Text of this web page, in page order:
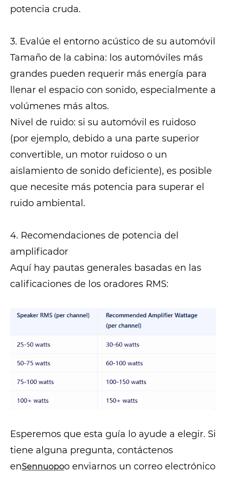
potencia cruda.
3. Evalúe el entorno acústico de su automóvil
Tamaño de la cabina: los automóviles más
grandes pueden requerir más energía para
llenar el espacio con sonido, especialmente a
volúmenes más altos.
Nivel de ruido: si su automóvil es ruidoso
(por ejemplo, debido a una parte superior
convertible, un motor ruidoso o un
aislamiento de sonido deficiente), es posible
que necesite más potencia para superar el
ruido ambiental.
4. Recomendaciones de potencia del
amplificador
Aquí hay pautas generales basadas en las
calificaciones de los oradores RMS:
Esperemos que esta guía lo ayude a elegir. Si
tiene alguna pregunta, contáctenos
enSennuopoo enviarnos un correo electrónico